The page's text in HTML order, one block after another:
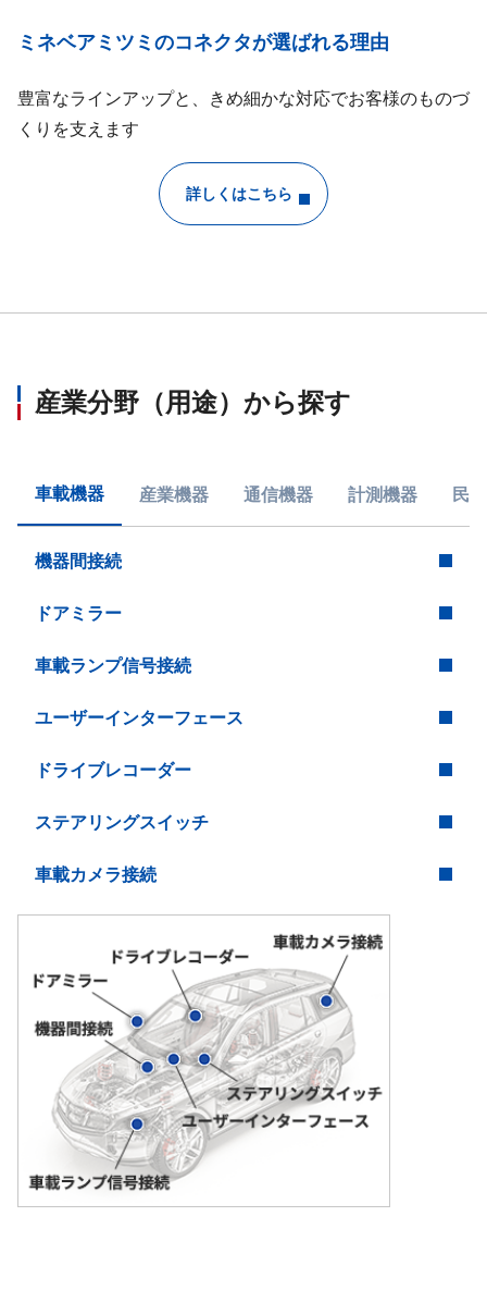
ミネベアミツミのコネクタが選ばれる理由
豊富なラインアップと、きめ細かな対応でお客様のものづ
くりを支えます
詳しくはこちら
産業分野（用途）から探す
車載機器 産業機器 通信機器 計測機器 民
機器間接続
ドアミラー
車載ランプ信号接続
ユーザーインターフェース
ドライブレコーダー
ステアリングスイッチ
車載カメラ接続